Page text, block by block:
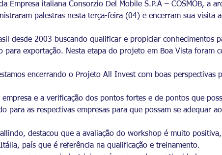
Empresa italiana Consorzio Del Mobile S.P.A – COSMOB, a
palestras nesta terça-feira (04) e encerram sua visita
desde 2003 buscando qualificar e propiciar conhecimentos
para exportação. Nesta etapa do projeto em Boa Vista foram
encerrando o Projeto All Invest com boas perspectivas
e a verificação dos pontos fortes e de pontos que
para as respectivas empresas para que possam se adequar
destacou que a avaliação do workshop é muito
país que é referência na qualificação e treinamento.